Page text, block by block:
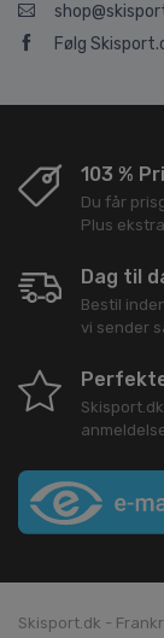
Følg
103 %
Du får
Plus
Dag til
Bestil
vi sender
Skisport.dk
Skisport.dk -